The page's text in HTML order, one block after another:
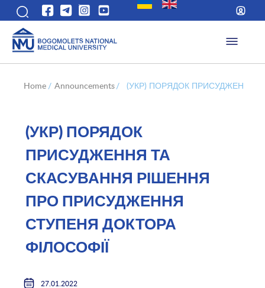
Home / Announcements/ (УКР) ПОРЯДОК ПРИСУДЖЕННЯ
(УКР) ПОРЯДОК
ПРИСУДЖЕННЯ ТА
СКАСУВАННЯ РІШЕННЯ
ПРО ПРИСУДЖЕННЯ
СТУПЕНЯ ДОКТОРА
ФІЛОСОФІЇ
27.01.2022